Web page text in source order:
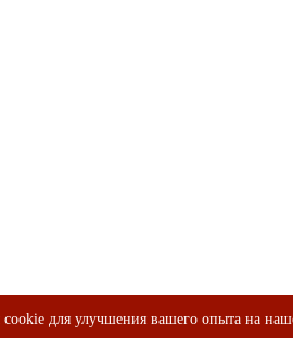
для улучшения вашего опыта на